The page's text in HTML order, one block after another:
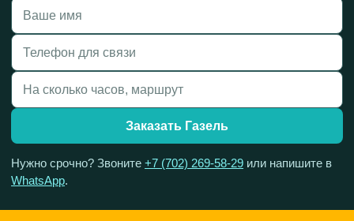
Заказать Газель
Нужно срочно? Звоните +7 (702) 269-58-29 или напишите в
WhatsApp.